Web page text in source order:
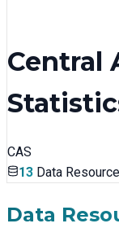
Central
CAS
13 Data
Data